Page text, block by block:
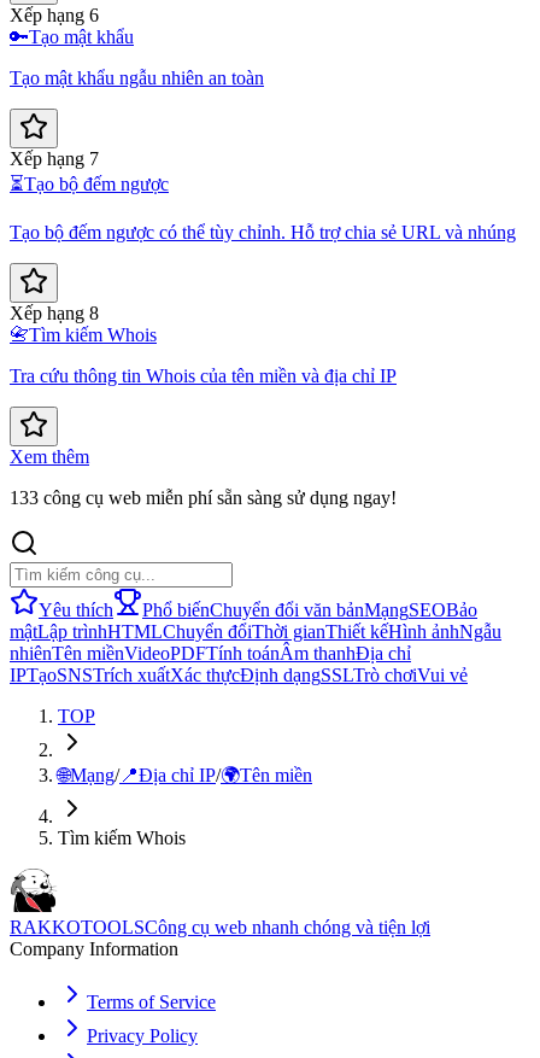
Xếp hạng 6
🔑Tạo mật khẩu
Tạo mật khẩu ngẫu nhiên an toàn
Xếp hạng 7
⏳Tạo bộ đếm ngược
Tạo bộ đếm ngược có thể tùy chỉnh. Hỗ trợ chia sẻ URL và nhúng
Xếp hạng 8
📇Tìm kiếm Whois
Tra cứu thông tin Whois của tên miền và địa chỉ IP
Xem thêm
133 công cụ web miễn phí sẵn sàng sử dụng ngay!
Yêu thích Phổ biếnChuyển đổi văn bảnMạngSEOBảo
mậtLập trìnhHTMLChuyển đổiThời gianThiết kếHình ảnhNgẫu
nhiênTên miềnVideoPDFTính toánÂm thanhĐịa chỉ
IPTạoSNSTrích xuấtXác thựcĐịnh dạngSSLTrò chơiVui vẻ
TOP
🌐Mạng/📍Địa chỉ IP/🌍Tên miền
Tìm kiếm Whois
RAKKOTOOLSCông cụ web nhanh chóng và tiện lợi
Company Information
Terms of Service
Privacy Policy